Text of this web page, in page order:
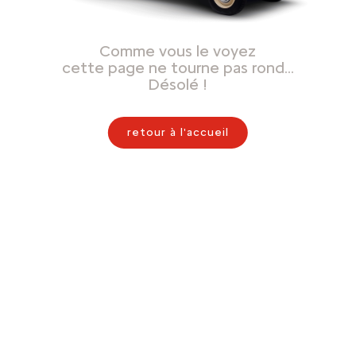
Comme vous le voyez
cette page ne tourne pas rond…
Désolé !
retour à l'accueil